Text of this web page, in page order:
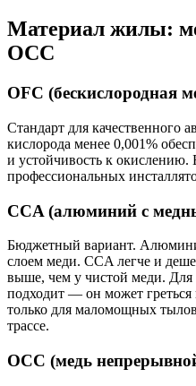
Материал жилы:
OCC
OFC (бескислородная
Стандарт для качественного
кислорода менее 0,001%
и устойчивость к окислению.
профессиональных
CCA (алюминий с
Бюджетный вариант.
слоем меди. CCA легче и
выше, чем у чистой меди. Для
подходит — он может греться
только для маломощных
трассе.
OCC (медь